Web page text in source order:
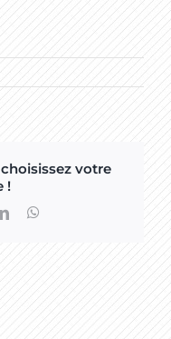
votre
!
LinkedIn